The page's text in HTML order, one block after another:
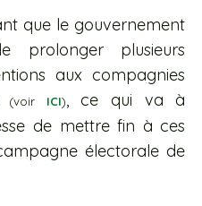
que le gouvernement
prolonger plusieurs
aux compagnies
(voir ICI), ce qui va à
de mettre fin à ces
électorale de